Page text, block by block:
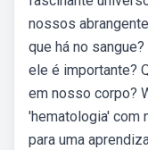
nossos
que há no
ele é importante?
em nosso corpo?
'hematologia' com
para uma